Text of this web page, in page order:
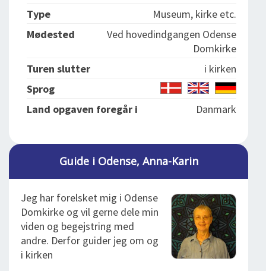
Type
Museum, kirke etc.
Mødested
Ved hovedindgangen Odense
Domkirke
Turen slutter
i kirken
Sprog
Land opgaven foregår i
Danmark
Guide i Odense, Anna-Karin
Jeg har forelsket mig i Odense
Domkirke og vil gerne dele min
viden og begejstring med
andre. Derfor guider jeg om og
i kirken